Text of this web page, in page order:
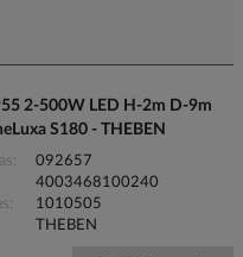
2-500W LED H-2m D-9m
S180 - THEBEN
092657
4003468100240
1010505
THEBEN